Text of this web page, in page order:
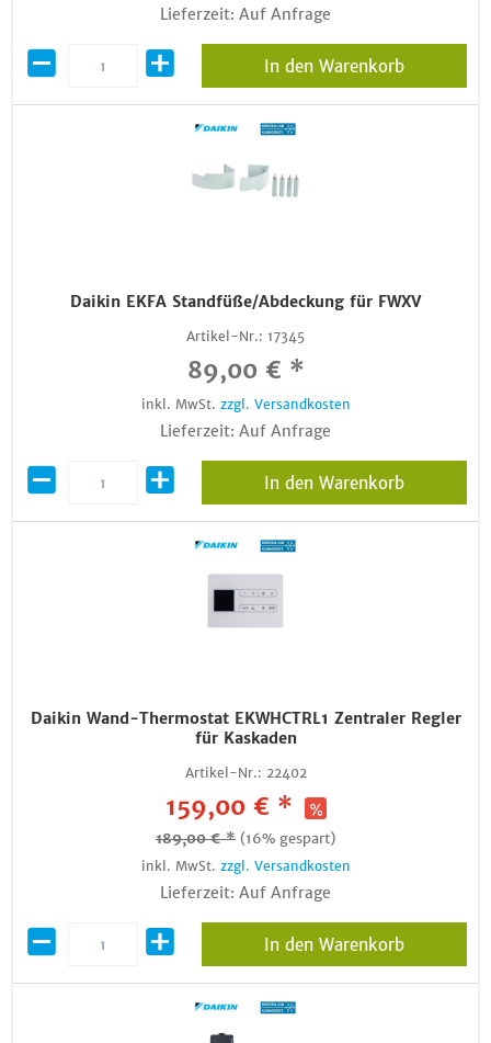
Lieferzeit: Auf Anfrage
In den Warenkorb
Daikin EKFA Standfüße/Abdeckung für FWXV
Artikel-Nr.: 17345
89,00 € *
inkl. MwSt. zzgl. Versandkosten
Lieferzeit: Auf Anfrage
In den Warenkorb
Daikin Wand-Thermostat EKWHCTRL1 Zentraler Regler
für Kaskaden
Artikel-Nr.: 22402
159,00 € *
189,00 € * (16% gespart)
inkl. MwSt. zzgl. Versandkosten
Lieferzeit: Auf Anfrage
In den Warenkorb